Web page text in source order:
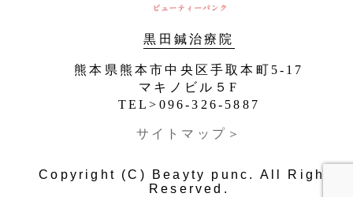
黒田鍼治療院
熊本県熊本市中央区手取本町5-17
マキノビル５F
TEL>096-326-5887
サイトマップ＞
Copyright (C) Beayty punc. All Rights
Reserved.